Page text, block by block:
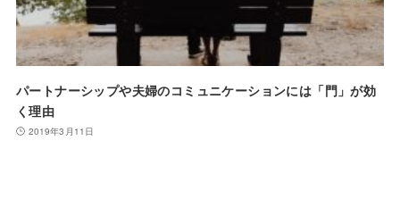
パートナーシップや夫婦のコミュニケーションには「門」が効
く理由
2019年3月11日